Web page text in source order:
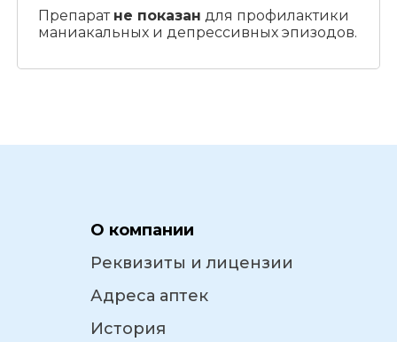
Препарат не показан для профилактики
маниакальных и депрессивных эпизодов.
О компании
Реквизиты и лицензии
Адреса аптек
История